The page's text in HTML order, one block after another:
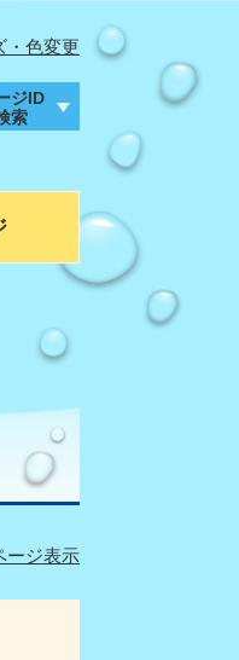
・色変更
ジID
索
ージ表示